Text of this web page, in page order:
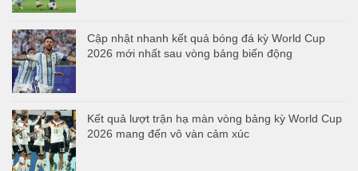
Cập nhật nhanh kết quả bóng đá kỳ World Cup
2026 mới nhất sau vòng bảng biến động
Kết quả lượt trận hạ màn vòng bảng kỳ World Cup
2026 mang đến vô vàn cảm xúc